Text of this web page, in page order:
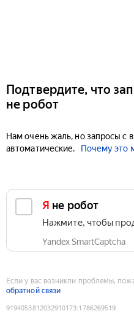
Подтвердите, что
не робот
Нам очень жаль, но запросы с
автоматические.
Почему это
Я не робот
Нажмите, чтобы
Yandex SmartCaptcha
Если у вас возникли проблемы,
обратной связи
9194053812032910173:1786269519